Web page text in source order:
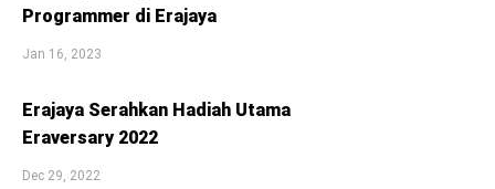
Programmer di Erajaya
Jan 16, 2023
Erajaya Serahkan Hadiah Utama
Eraversary 2022
Dec 29, 2022